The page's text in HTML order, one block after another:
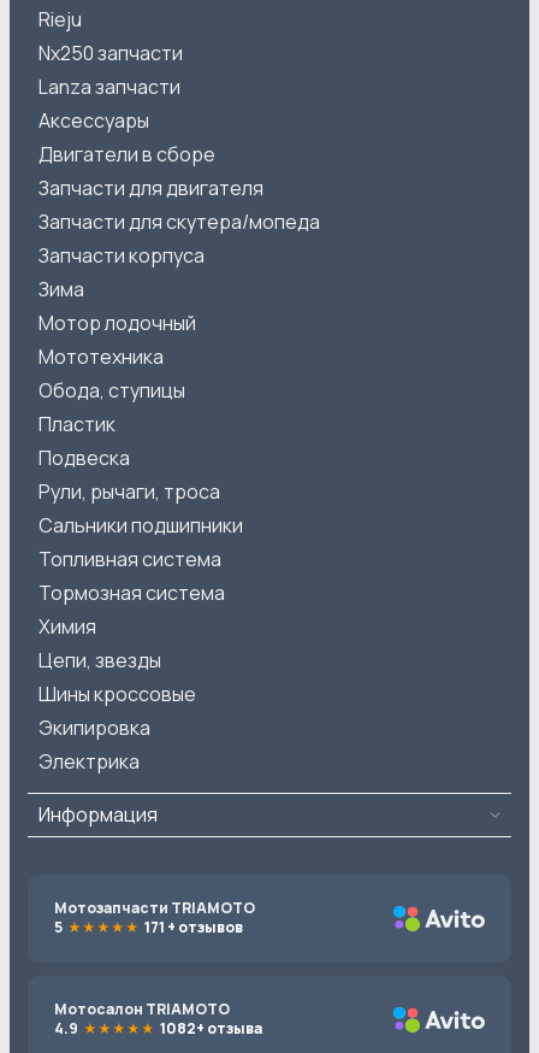
Rieju
Nx250 запчасти
Lanza запчасти
Аксессуары
Двигатели в сборе
Запчасти для двигателя
Запчасти для скутера/мопеда
Запчасти корпуса
Зима
Мотор лодочный
Мототехника
Обода, ступицы
Пластик
Подвеска
Рули, рычаги, троса
Сальники подшипники
Топливная система
Тормозная система
Химия
Цепи, звезды
Шины кроссовые
Экипировка
Электрика
Информация
Мотозапчасти TRIAMOTO
5
171 + отзывов
Мотосалон TRIAMOTO
4.9
1082+ отзыва